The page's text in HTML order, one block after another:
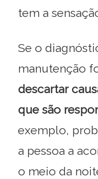
tem a
Se o
manutenção
descartar
que são
exemplo,
a pessoa a
o meio da